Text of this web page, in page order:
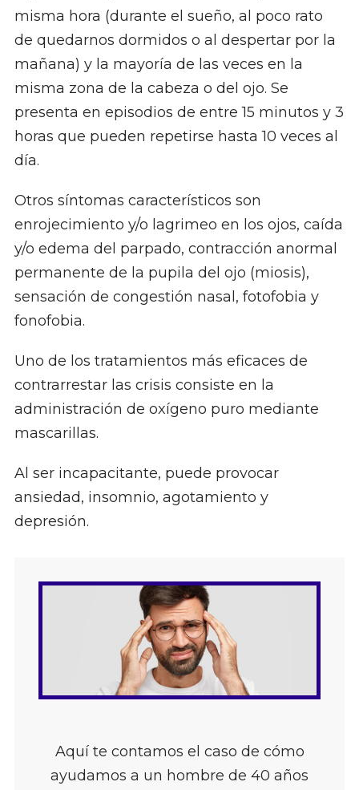
misma hora (durante el sueño, al poco rato
de quedarnos dormidos o al despertar por la
mañana) y la mayoría de las veces en la
misma zona de la cabeza o del ojo. Se
presenta en episodios de entre 15 minutos y 3
horas que pueden repetirse hasta 10 veces al
día.
Otros síntomas característicos son
enrojecimiento y/o lagrimeo en los ojos, caída
y/o edema del parpado, contracción anormal
permanente de la pupila del ojo (miosis),
sensación de congestión nasal, fotofobia y
fonofobia.
Uno de los tratamientos más eficaces de
contrarrestar las crisis consiste en la
administración de oxígeno puro mediante
mascarillas.
Al ser incapacitante, puede provocar
ansiedad, insomnio, agotamiento y
depresión.
Aquí te contamos el caso de cómo
ayudamos a un hombre de 40 años